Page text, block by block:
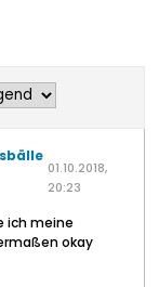
01.10.2018,
20:23
ich meine
okay